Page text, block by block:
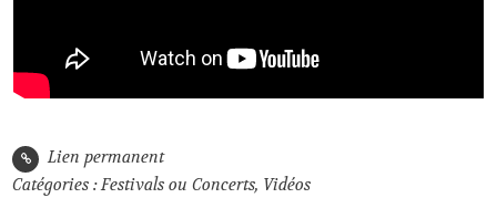
Lien permanent
Catégories :Festivals ou Concerts, Vidéos